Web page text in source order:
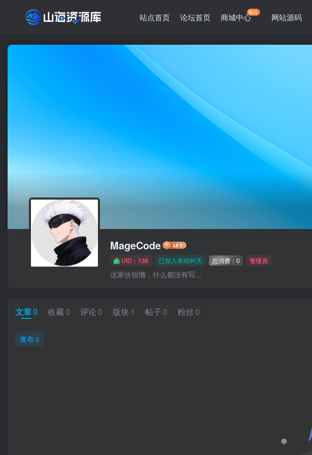
站点首页 论坛首页 商城中心buy 网站源码
MageCode
UID：136 已加入本站90天 总消费：0 管理员
这家伙很懒，什么都没有写...
文章0 收藏 0 评论 0 版块 1 帖子 0 粉丝 0
发布0